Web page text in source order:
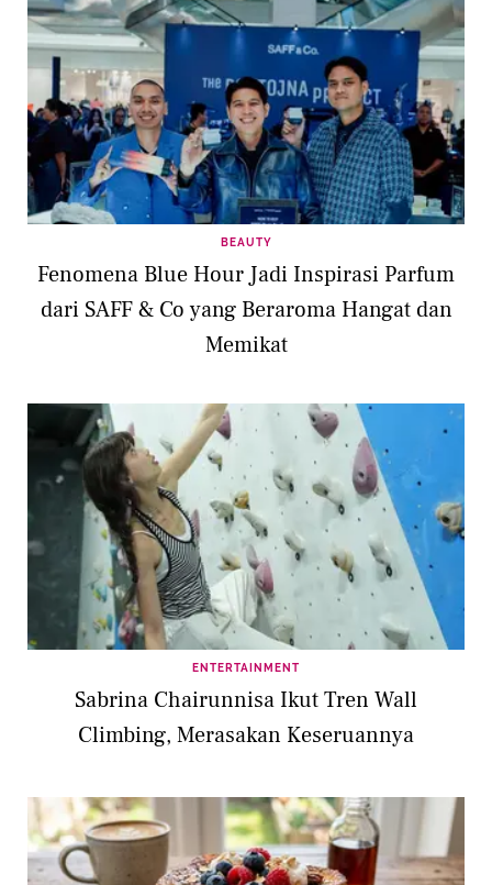
BEAUTY
Fenomena Blue Hour Jadi Inspirasi Parfum
dari SAFF & Co yang Beraroma Hangat dan
Memikat
ENTERTAINMENT
Sabrina Chairunnisa Ikut Tren Wall
Climbing, Merasakan Keseruannya